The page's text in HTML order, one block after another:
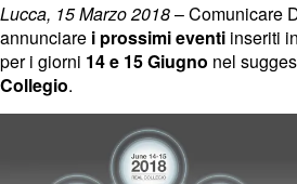
Lucca, 15 Marzo 2018– Comunicare
annunciare i prossimi eventi inseriti in
per i giorni 14 e 15 Giugno nel
Collegio.